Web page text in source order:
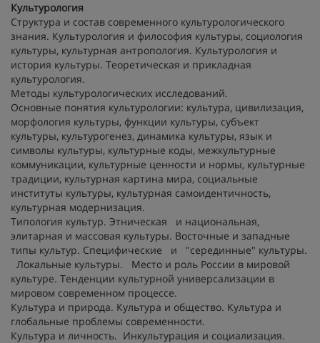
Культурология
Структура и состав современного культурологического
знания. Культурология и философия культуры, социология
культуры, культурная антропология. Культурология и
история культуры. Теоретическая и прикладная
культурология.
Методы культурологических исследований.
Основные понятия культурологии: культура, цивилизация,
морфология культуры, функции культуры, субъект
культуры, культурогенез, динамика культуры, язык и
символы культуры, культурные коды, межкультурные
коммуникации, культурные ценности и нормы, культурные
традиции, культурная картина мира, социальные
институты культуры, культурная самоидентичность,
культурная модернизация.
Типология культур. Этническая и национальная,
элитарная и массовая культуры. Восточные и западные
типы культур. Специфические и "серединные" культуры.
Локальные культуры. Место и роль России в мировой
культуре. Тенденции культурной универсализации в
мировом современном процессе.
Культура и природа. Культура и общество. Культура и
глобальные проблемы современности.
Культура и личность. Инкультурация и социализация.